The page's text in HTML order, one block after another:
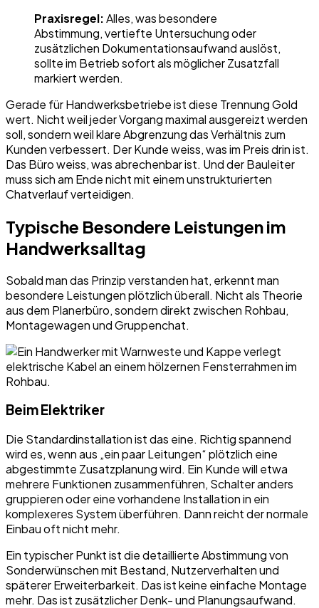
Praxisregel:Alles, was besondere
Abstimmung, vertiefte Untersuchung oder
zusätzlichen Dokumentationsaufwand auslöst,
sollte im Betrieb sofort als möglicher Zusatzfall
markiert werden.
Gerade für Handwerksbetriebe ist diese Trennung Gold
wert. Nicht weil jeder Vorgang maximal ausgereizt werden
soll, sondern weil klare Abgrenzung das Verhältnis zum
Kunden verbessert. Der Kunde weiss, was im Preis drin ist.
Das Büro weiss, was abrechenbar ist. Und der Bauleiter
muss sich am Ende nicht mit einem unstrukturierten
Chatverlauf verteidigen.
Typische Besondere Leistungen im
Handwerksalltag
Sobald man das Prinzip verstanden hat, erkennt man
besondere Leistungen plötzlich überall. Nicht als Theorie
aus dem Planerbüro, sondern direkt zwischen Rohbau,
Montagewagen und Gruppenchat.
Beim Elektriker
Die Standardinstallation ist das eine. Richtig spannend
wird es, wenn aus „ein paar Leitungen“ plötzlich eine
abgestimmte Zusatzplanung wird. Ein Kunde will etwa
mehrere Funktionen zusammenführen, Schalter anders
gruppieren oder eine vorhandene Installation in ein
komplexeres System überführen. Dann reicht der normale
Einbau oft nicht mehr.
Ein typischer Punkt ist die detaillierte Abstimmung von
Sonderwünschen mit Bestand, Nutzerverhalten und
späterer Erweiterbarkeit. Das ist keine einfache Montage
mehr. Das ist zusätzlicher Denk- und Planungsaufwand.